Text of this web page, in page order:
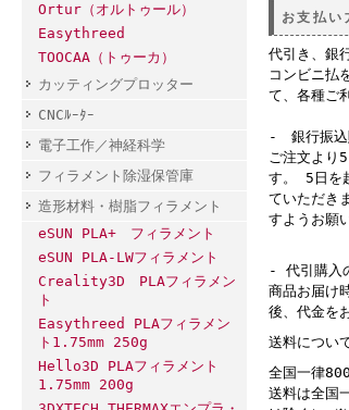
Ortur（オルトゥール）
Easythreed
TOOCAA（トゥーカ）
カッティングプロッター
CNCﾙｰﾀｰ
電子工作／神経科学
フィラメント除湿保管庫
造形材料・樹脂フィラメント
eSUN PLA+ フィラメント
eSUN PLA-LWフィラメント
Creality3D PLAフィラメン
ト
Easythreed PLAフィラメン
ト1.75mm 250g
Hello3D PLAフィラメント
1.75mm 200g
お支払い
代引き、銀
コンビニ払
て、各種ご
- 銀行振込
ご注文より
す。 5日を
ていただき
すようお願
- 代引購入
商品お届け
後、代金を
送料につい
全国一律
送料は全国